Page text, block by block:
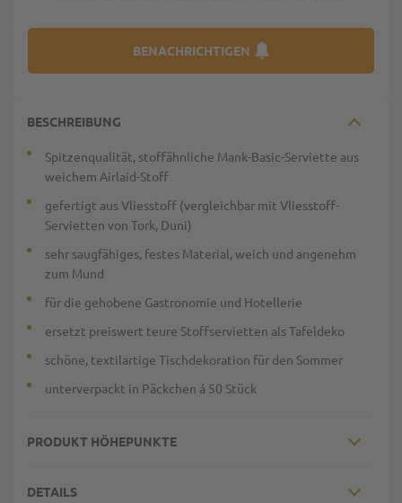
BENACHRICHTIGEN
BESCHREIBUNG
Spitzenqualität, stoffähnliche Mank-Basic-Serviette aus
weichem Airlaid-Stoff
gefertigt aus Vliesstoff (vergleichbar mit Vliesstoff-
Servietten von Tork, Duni)
sehr saugfähiges, festes Material, weich und angenehm
zum Mund
für die gehobene Gastronomie und Hotellerie
ersetzt preiswert teure Stoffservietten als Tafeldeko
schöne, textilartige Tischdekoration für den Sommer
unterverpackt in Päckchen á 50 Stück
PRODUKT HÖHEPUNKTE
DETAILS